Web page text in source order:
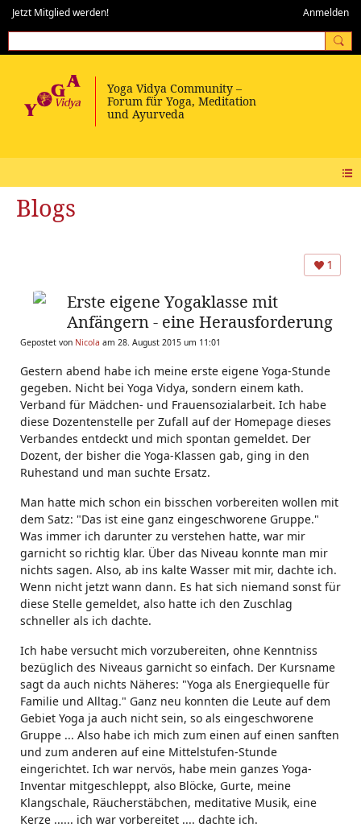
Jetzt Mitglied werden! Anmelden
Blogs
1
Erste eigene Yogaklasse mit
Anfängern - eine Herausforderung
Gepostet von Nicola am 28. August 2015 um 11:01
Gestern abend habe ich meine erste eigene Yoga-Stunde
gegeben. Nicht bei Yoga Vidya, sondern einem kath.
Verband für Mädchen- und Frauensozialarbeit. Ich habe
diese Dozentenstelle per Zufall auf der Homepage dieses
Verbandes entdeckt und mich spontan gemeldet. Der
Dozent, der bisher die Yoga-Klassen gab, ging in den
Ruhestand und man suchte Ersatz.
Man hatte mich schon ein bisschen vorbereiten wollen mit
dem Satz: "Das ist eine ganz eingeschworene Gruppe."
Was immer ich darunter zu verstehen hatte, war mir
garnicht so richtig klar. Über das Niveau konnte man mir
nichts sagen. Also, ab ins kalte Wasser mit mir, dachte ich.
Wenn nicht jetzt wann dann. Es hat sich niemand sonst für
diese Stelle gemeldet, also hatte ich den Zuschlag
schneller als ich dachte.
Ich habe versucht mich vorzubereiten, ohne Kenntniss
bezüglich des Niveaus garnicht so einfach. Der Kursname
sagt da auch nichts Näheres: "Yoga als Energiequelle für
Familie und Alltag." Ganz neu konnten die Leute auf dem
Gebiet Yoga ja auch nicht sein, so als eingeschworene
Gruppe ... Also habe ich mich zum einen auf einen sanften
und zum anderen auf eine Mittelstufen-Stunde
eingerichtet. Ich war nervös, habe mein ganzes Yoga-
Inventar mitgeschleppt, also Blöcke, Gurte, meine
Klangschale, Räucherstäbchen, meditative Musik, eine
Kerze ...... ich war vorbereitet .... dachte ich.